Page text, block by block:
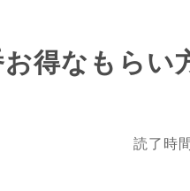
得なもらい
読了時